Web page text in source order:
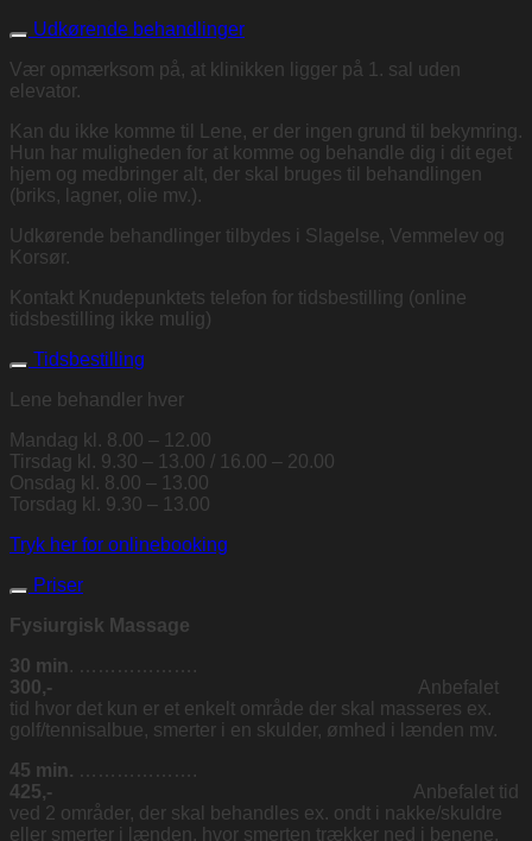
Udkørende behandlinger
Vær opmærksom på, at klinikken ligger på 1. sal uden
elevator.
Kan du ikke komme til Lene, er der ingen grund til bekymring.
Hun har muligheden for at komme og behandle dig i dit eget
hjem og medbringer alt, der skal bruges til behandlingen
(briks, lagner, olie mv.).
Udkørende behandlinger tilbydes i Slagelse, Vemmelev og
Korsør.
Kontakt Knudepunktets telefon for tidsbestilling (online
tidsbestilling ikke mulig)
Tidsbestilling
Lene behandler hver
Mandag kl. 8.00 – 12.00
Tirsdag kl. 9.30 – 13.00 / 16.00 – 20.00
Onsdag kl. 8.00 – 13.00
Torsdag kl. 9.30 – 13.00
Tryk her for onlinebooking
Priser
Fysiurgisk Massage
30 min. ……………….
300,- Anbefalet
tid hvor det kun er et enkelt område der skal masseres ex.
golf/tennisalbue, smerter i en skulder, ømhed i lænden mv.
45 min. ……………….
425,- Anbefalet tid
ved 2 områder, der skal behandles ex. ondt i nakke/skuldre
eller smerter i lænden, hvor smerten trækker ned i benene.